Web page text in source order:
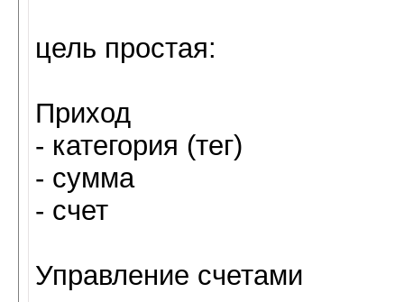
цель простая:
Приход
- категория (тег)
- сумма
- счет
Управление счетами